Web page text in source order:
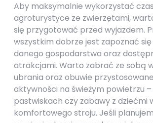
Aby maksymalnie wykorzystać
agroturystyce ze zwierzętami,
się przygotować przed wyjazdem.
wszystkim dobrze jest zapoznać
danego gospodarstwa oraz
atrakcjami. Warto zabrać ze sobą
ubrania oraz obuwie
aktywności na świeżym powietrzu
pastwiskach czy zabawy z dziećmi
komfortowego stroju. Jeśli